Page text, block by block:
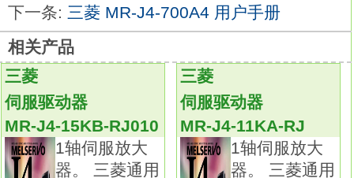
位模式。
支持通用接口的伺服放大器。
支持泛用型接口的伺服放大器。
可通过脉冲列指令进行位置控制、模拟电压指
令进行速度/转矩控制
MR-J4-700A-RJ
支持最大指令脉冲频率4 Mpulses/s。
业界顶尖水平的速度频响2.5kHz放大器、电
下一条: 三菱 MR-J4-700A4 用户手册
相关产品
三菱
伺服驱动器
MR-J4-15KB-RJ010
1轴伺服放大
器。 三菱通用
三菱
伺服驱动器
MR-J4-11KA-RJ
1轴伺服放大
器。 三菱通用